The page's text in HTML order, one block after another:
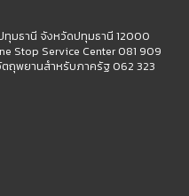
ทุมธานี จังหวัดปทุมธานี 12000
Stop Service Center 081 909
ตถุพยานสำหรับภาครัฐ 062 323